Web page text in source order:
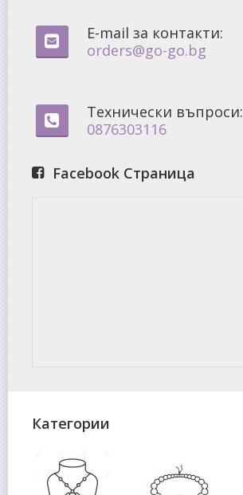
E-mail за контакти:
orders@go-go.bg
Технически въпроси:
0876303116
Facebook Страница
Категории